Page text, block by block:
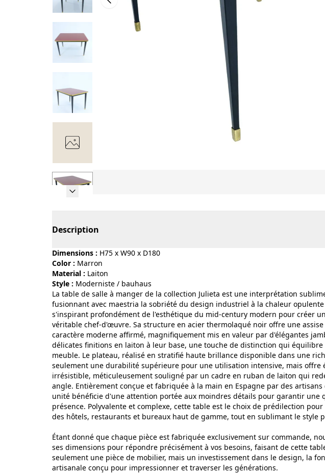
Description
Dimensions : H75 x W90 x D180
Color :
marron
Material :
laiton
Style :
moderniste / bauhaus
La table de salle à manger de la collection Julieta est une interprétation
fusionnant avec maestria la sobriété du design industriel à la chaleur
s'inspirant profondément de l'esthétique du mid-century modern pour créer
véritable chef-d'œuvre. Sa structure en acier thermolaqué noir offre une
caractère moderne affirmé, magnifiquement mis en valeur par d'élégantes
délicates finitions en laiton à leur base, une touche de distinction qui
meuble. Le plateau, réalisé en stratifié haute brillance disponible dans une
seulement une durabilité supérieure pour une utilisation intensive, mais offre
irrésistible, méticuleusement souligné par un cadre en ruban de laiton qui
angle. Entièrement conçue et fabriquée à la main en Espagne par des
unité bénéficie d'une attention portée aux moindres détails pour garantir une
présence. Polyvalente et complexe, cette table est le choix de prédilection
des hôtels, restaurants et bureaux haut de gamme, tout en sublimant le style
Étant donné que chaque pièce est fabriquée exclusivement sur commande,
ses dimensions pour répondre précisément à vos besoins, faisant de cette
seulement une pièce de mobilier, mais un investissement dans le design, la
artisanale conçu pour impressionner et traverser les générations.